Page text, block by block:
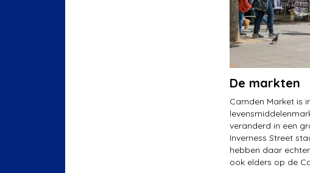
De markten
Camden Market is
veranderd in een
Inverness Street
hebben daar
ook elders op de